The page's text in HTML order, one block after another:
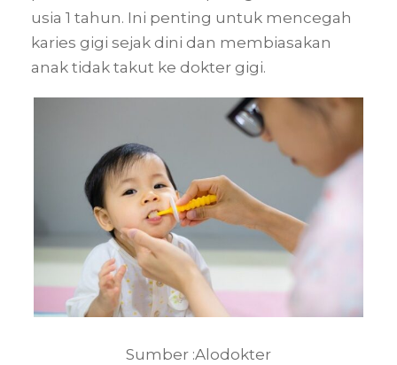
usia 1 tahun. Ini penting untuk mencegah
karies gigi sejak dini dan membiasakan
anak tidak takut ke dokter gigi.
Sumber :Alodokter